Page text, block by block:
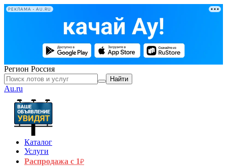
РЕКЛАМА • AU.RU
Регион Россия
Найти
Au.ru
Каталог
Услуги
Распродажа с 1₽